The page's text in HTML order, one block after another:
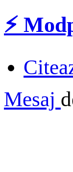
⚡️
Mesaj